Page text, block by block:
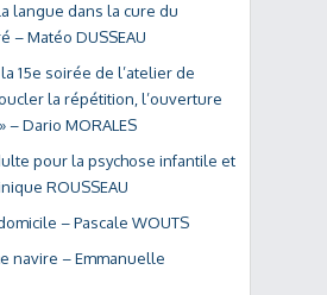
langue dans la cure du
– Matéo DUSSEAU
15e soirée de l’atelier de
la répétition, l’ouverture
– Dario MORALES
pour la psychose infantile et
ROUSSEAU
– Pascale WOUTS
navire – Emmanuelle